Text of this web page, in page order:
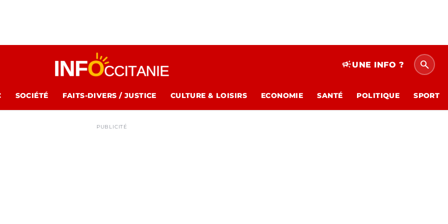
campaignUNE INFO ? search
SOCIÉTÉ FAITS-DIVERS / JUSTICE CULTURE & LOISIRS ECONOMIE SANTÉ POLITIQUE SPORT
PUBLICITÉ